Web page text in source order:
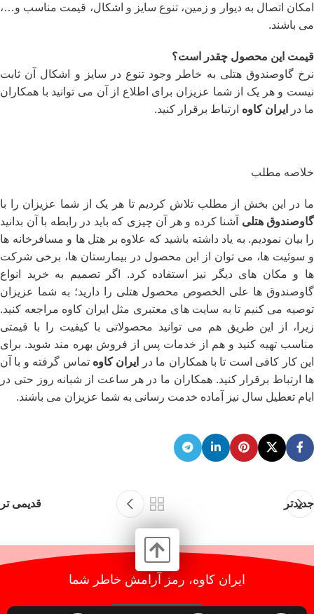
امکان اتصال به دیوار و زمین، تنوع سایز و اشکال، قیمت مناسب و…،
می ‌باشند.
قیمت این محصول چقدر است؟
نرخ گاوصندوق هتلی به خاطر وجود تنوع در سایز و اشکال آن ثابت
نیست و هر یک از شما عزیزان برای اطلاع از آن می ‌توانید با همکاران
ما در
ایران کاوه ارتباط برقرار کنید.
خلاصه مطلب
ما در این بخش از مطلب تلاش کردیم تا هر یک از شما عزیزان را با
گاوصندوق هتلی آشنا کرده و هر آن چیزی که باید در رابطه با آن بدانید
را بیان نمودیم. به یاد داشته باشید که علاوه بر هتل ‌ها و مسافرخانه ‌ها
و سوئیت‌ ها، می ‌توان از این محصول در بیمارستان ‌ها، برخی شرکت‌
ها و مکان ‌های دیگر نیز استفاده کرد. اگر تصمیم به خرید انواع
گاوصندوق ‌ها علی الخصوص محصول هتلی را دارید؛ به شما عزیزان
توصیه می‌ کنیم تا به سایت ‌های معتبری مثل ایران کاوه مراجعه کنید.
زیرا، از این طریق هم می ‌توانید محصولاتی با کیفیت را با قیمتی
مناسب تهیه کنید و هم از خدمات پس از فروش بهره ‌مند شوید. برای
این کار کافی است تا با همکاران ما در
ایران کاوه تماس گرفته و با آن
ها ارتباط برقرار کنید. همکاران ما در هر ساعت از شبانه روز حتی در
ایام تعطیل سال نیز آماده خدمت رسانی به شما عزیزان می ‌باشند.
جدیدتر قدیمی تر
ایران کاوه، رمز آرامش خاطر شما